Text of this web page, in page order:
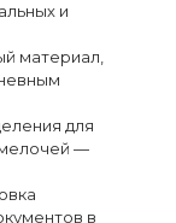
и
материал,
для
мелочей —
в